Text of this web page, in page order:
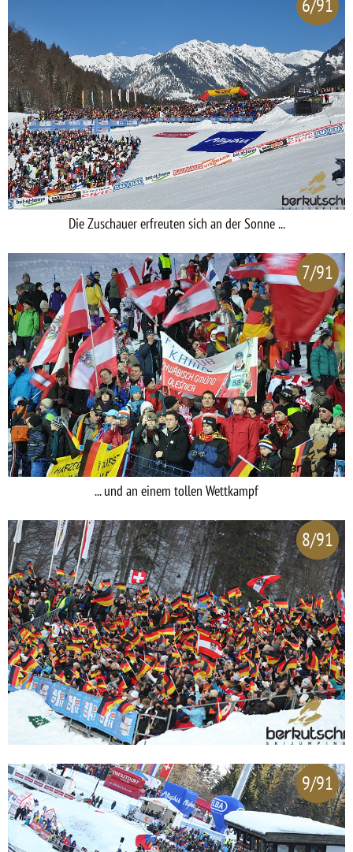
6/91
Die Zuschauer erfreuten sich an der Sonne ...
7/91
... und an einem tollen Wettkampf
8/91
9/91